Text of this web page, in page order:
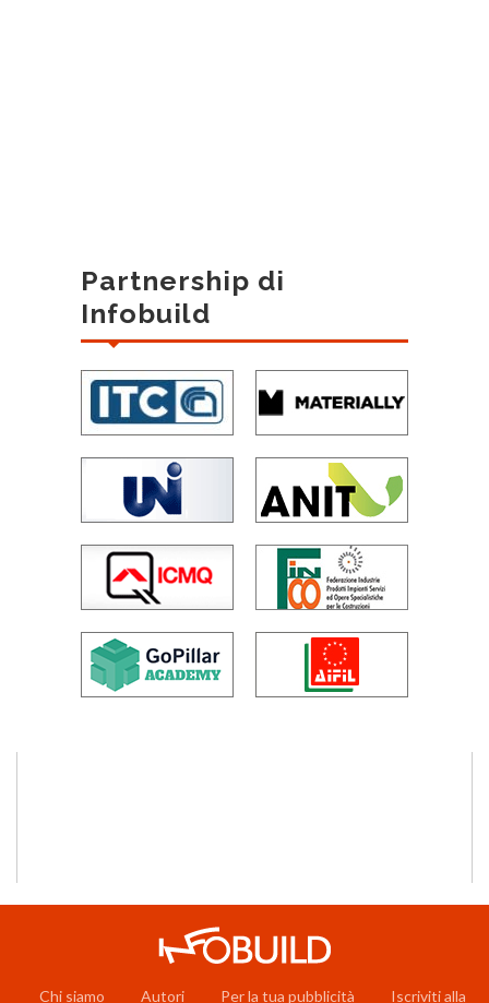
Partnership di
Infobuild
Chi siamo Autori Per la tua pubblicità Iscriviti alla